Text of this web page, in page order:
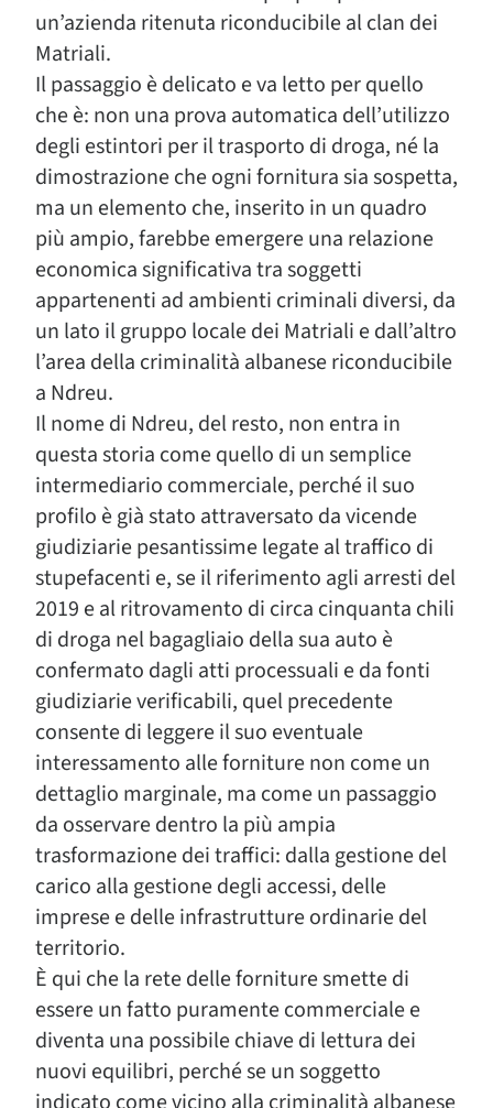
un’azienda ritenuta riconducibile al clan dei
Matriali.
Il passaggio è delicato e va letto per quello
che è: non una prova automatica dell’utilizzo
degli estintori per il trasporto di droga, né la
dimostrazione che ogni fornitura sia sospetta,
ma un elemento che, inserito in un quadro
più ampio, farebbe emergere una relazione
economica significativa tra soggetti
appartenenti ad ambienti criminali diversi, da
un lato il gruppo locale dei Matriali e dall’altro
l’area della criminalità albanese riconducibile
a Ndreu.
Il nome di Ndreu, del resto, non entra in
questa storia come quello di un semplice
intermediario commerciale, perché il suo
profilo è già stato attraversato da vicende
giudiziarie pesantissime legate al traffico di
stupefacenti e, se il riferimento agli arresti del
2019 e al ritrovamento di circa cinquanta chili
di droga nel bagagliaio della sua auto è
confermato dagli atti processuali e da fonti
giudiziarie verificabili, quel precedente
consente di leggere il suo eventuale
interessamento alle forniture non come un
dettaglio marginale, ma come un passaggio
da osservare dentro la più ampia
trasformazione dei traffici: dalla gestione del
carico alla gestione degli accessi, delle
imprese e delle infrastrutture ordinarie del
territorio.
È qui che la rete delle forniture smette di
essere un fatto puramente commerciale e
diventa una possibile chiave di lettura dei
nuovi equilibri, perché se un soggetto